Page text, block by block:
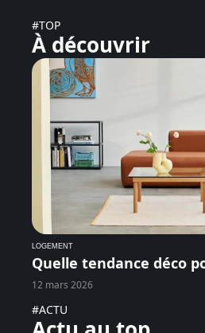
#TOP
À découvrir
LOGEMENT
Quelle tendance déco
12 mars 2026
#ACTU